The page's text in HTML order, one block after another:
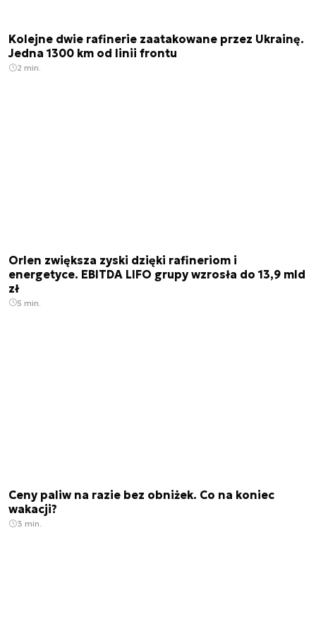
Kolejne dwie rafinerie zaatakowane przez Ukrainę.
Jedna 1300 km od linii frontu
2 min.
Orlen zwiększa zyski dzięki rafineriom i
energetyce. EBITDA LIFO grupy wzrosła do 13,9 mld
zł
5 min.
Ceny paliw na razie bez obniżek. Co na koniec
wakacji?
3 min.